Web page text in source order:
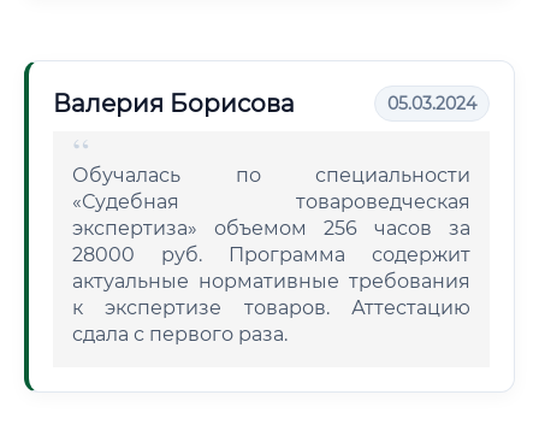
Валерия Борисова 05.03.2024
Обучалась по специальности
«Судебная товароведческая
экспертиза» объемом 256 часов за
28000 руб. Программа содержит
актуальные нормативные требования
к экспертизе товаров. Аттестацию
сдала с первого раза.